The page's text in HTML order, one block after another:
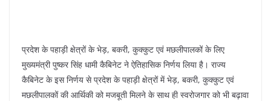
प्रदेश के पहाड़ी क्षेत्रों के भेड़, बकरी, कुक्कुट एवं मछलीपालकों के लिए
मुख्यमंत्री पुष्कर सिंह धामी कैबिनेट ने ऐतिहासिक निर्णय लिया है। राज्य
कैबिनेट के इस निर्णय से प्रदेश के पहाड़ी क्षेत्रों में भेड़, बकरी, कुक्कुट एवं
मछलीपालकों की आर्थिकी को मजबूती मिलने के साथ ही स्वरोजगार को भी बढ़ावा